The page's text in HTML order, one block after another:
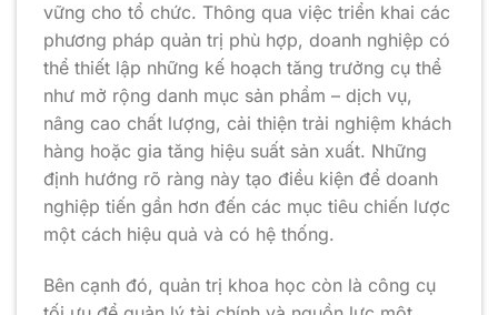
vững cho tổ chức. Thông qua việc triển khai các
phương pháp quản trị phù hợp, doanh nghiệp có
thể thiết lập những kế hoạch tăng trưởng cụ thể
như mở rộng danh mục sản phẩm – dịch vụ,
nâng cao chất lượng, cải thiện trải nghiệm khách
hàng hoặc gia tăng hiệu suất sản xuất. Những
định hướng rõ ràng này tạo điều kiện để doanh
nghiệp tiến gần hơn đến các mục tiêu chiến lược
một cách hiệu quả và có hệ thống.
Bên cạnh đó, quản trị khoa học còn là công cụ